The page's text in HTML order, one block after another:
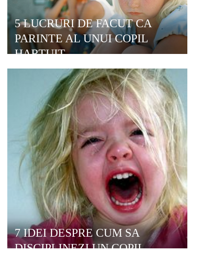
5 LUCRURI DE FACUT CA
PARINTE AL UNUI COPIL
HARTUIT
7 IDEI DESPRE CUM SA
DISCIPLINEZI UN COPIL